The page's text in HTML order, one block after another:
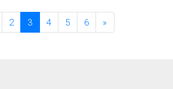
2 3 4 5 6 »